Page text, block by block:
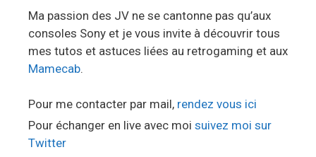
Ma passion des JV ne se cantonne pas qu’aux
consoles Sony et je vous invite à découvrir tous
mes tutos et astuces liées au retrogaming et aux
Mamecab.
Pour me contacter par mail, rendez vous ici
Pour échanger en live avec moi suivez moi sur
Twitter